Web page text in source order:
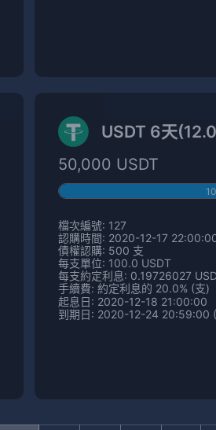
USDT 6天
50,000 USDT
檔次編號: 127
認購時間: 2020-12-17
債權認購: 500 支
每支單位: 100.0 USDT
每支約定利息: 0.19726027
手續費: 約定利息的 20.0% (支)
起息日: 2020-12-18 21:00:00
到期日: 2020-12-24 20:59:00